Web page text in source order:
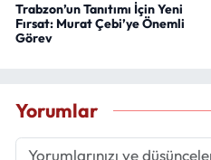
Trabzon’un Tanıtımı İçin Yeni
Fırsat: Murat Çebi’ye Önemli
Görev
Yorumlar